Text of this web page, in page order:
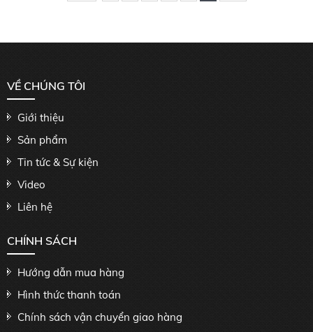
VỀ CHÚNG TÔI
Giới thiệu
Sản phẩm
Tin tức & Sự kiện
Video
Liên hệ
CHÍNH SÁCH
Hướng dẫn mua hàng
Hình thức thanh toán
Chính sách vận chuyển giao hàng